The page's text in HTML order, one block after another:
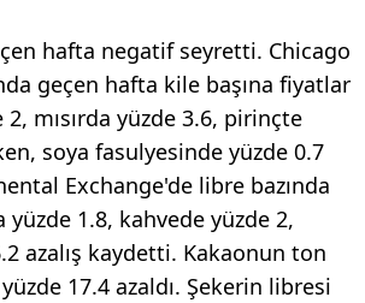
hafta negatif seyretti. Chicago
geçen hafta kile başına fiyatlar
mısırda yüzde 3.6, pirinçte
soya fasulyesinde yüzde 0.7
Exchange'de libre bazında
1.8, kahvede yüzde 2,
azalış kaydetti. Kakaonun ton
17.4 azaldı. Şekerin libresi